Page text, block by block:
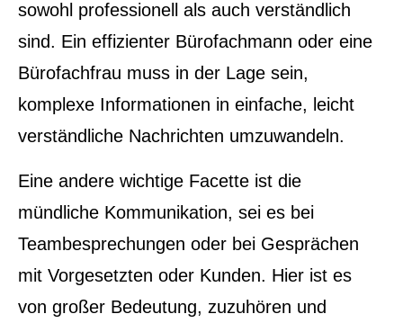
sowohl professionell als auch verständlich
sind. Ein effizienter Bürofachmann oder eine
Bürofachfrau muss in der Lage sein,
komplexe Informationen in einfache, leicht
verständliche Nachrichten umzuwandeln.
Eine andere wichtige Facette ist die
mündliche Kommunikation, sei es bei
Teambesprechungen oder bei Gesprächen
mit Vorgesetzten oder Kunden. Hier ist es
von großer Bedeutung, zuzuhören und